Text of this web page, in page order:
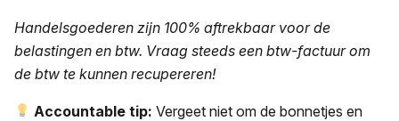
Handelsgoederen zijn 100% aftrekbaar voor de
belastingen en btw. Vraag steeds een btw-factuur om
de btw te kunnen recupereren!
Accountable tip: Vergeet niet om de bonnetjes en